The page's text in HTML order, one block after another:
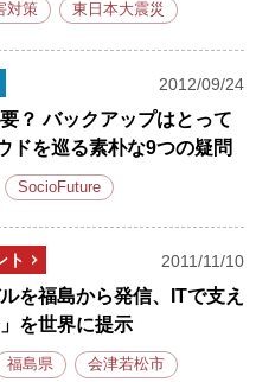
対策 東日本大震災
2012/09/24
？ バックアップはとって
ドを巡る素朴な9つの疑問
SocioFuture
ト 2011/11/10
を福島から発信、ITで支え
を世界に提示
福島県 会津若松市